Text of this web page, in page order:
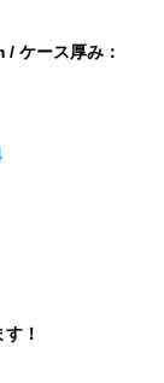
/ ケース厚み：
！